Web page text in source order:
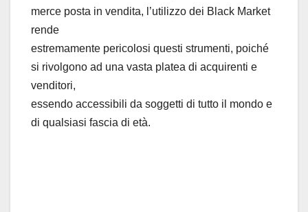
merce posta in vendita, l’utilizzo dei Black Market
rende
estremamente pericolosi questi strumenti, poiché
si rivolgono ad una vasta platea di acquirenti e
venditori,
essendo accessibili da soggetti di tutto il mondo e
di qualsiasi fascia di età.